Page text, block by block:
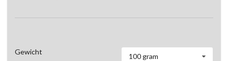
Gewicht
100 gram